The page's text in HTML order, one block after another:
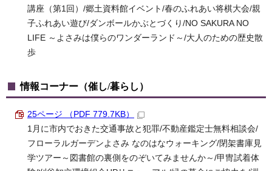
講座（第1回）/郷土資料館イベント/春のふれあい将棋大会/親
子ふれあい遊び/ダンボールかぶとづくり/NO SAKURA NO
LIFE ～よさみは僕らのワンダーランド～/大人のための歴史散
歩
情報コーナー（催し/暮らし）
25ページ （PDF 779.7KB）
1月に市内でおきた交通事故と犯罪/不動産鑑定士無料相談会/
フローラルガーデンよさみ なのはなウォーキング/閉架書庫見
学ツアー～図書館の裏側をのぞいてみませんか～/甲冑試着体